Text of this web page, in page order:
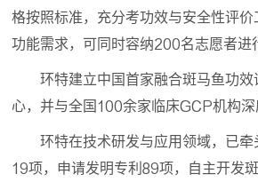
格按照标准，充分考功效与安全性评
功能需求，可同时容纳200名志愿者进
环特建立中国首家融合斑马鱼功
心，并与全国100余家临床GCP机构深
环特在技术研发与应用领域，已
19项，申请发明专利89项，自主开发